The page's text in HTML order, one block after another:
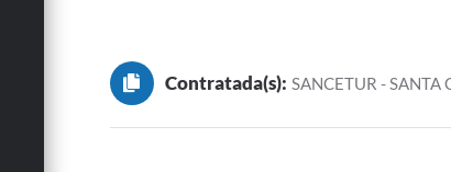
Contratada(s): SANCETUR - SANTA